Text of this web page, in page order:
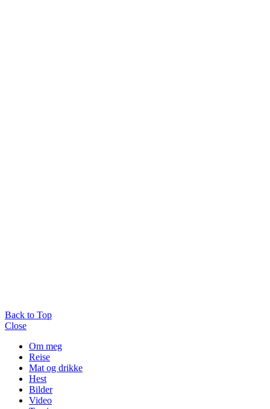
Back to Top
Close
Om meg
Reise
Mat og drikke
Hest
Bilder
Video